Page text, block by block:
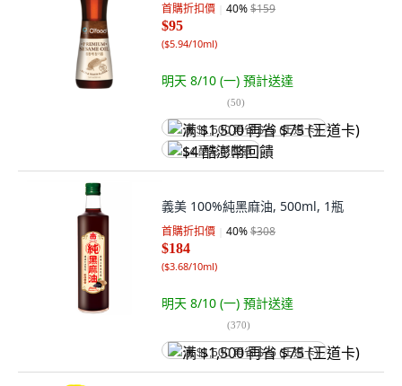
首購折扣價 40%$159
$95
($5.94/10ml)
明天 8/10 (一) 預計送達
(50)
满 $1,500 再省 $75 (王道卡)
$4 酷澎幣回饋
義美 100%純黑麻油, 500ml, 1瓶
首購折扣價 40%$308
$184
($3.68/10ml)
明天 8/10 (一) 預計送達
(370)
满 $1,500 再省 $75 (王道卡)